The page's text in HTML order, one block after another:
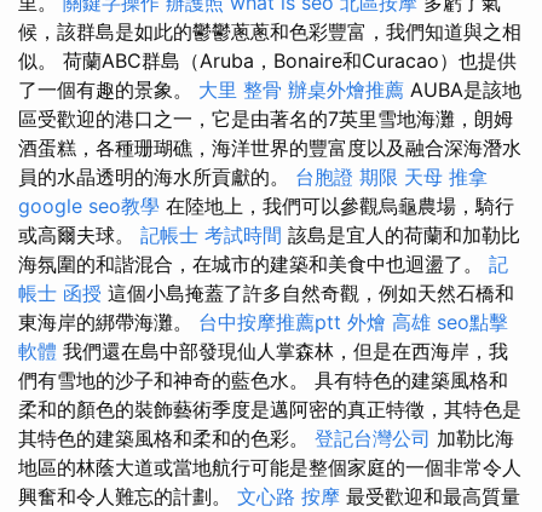
候，該群島是如此的鬱鬱蔥蔥和色彩豐富，我們知道與之相
似。 荷蘭ABC群島（Aruba，Bonaire和Curacao）也提供
了一個有趣的景象。 大里 整骨 辦桌外燴推薦 AUBA是該地
區受歡迎的港口之一，它是由著名的7英里雪地海灘，朗姆
酒蛋糕，各種珊瑚礁，海洋世界的豐富度以及融合深海潛水
員的水晶透明的海水所貢獻的。 台胞證 期限 天母 推拿
google seo教學 在陸地上，我們可以參觀烏龜農場，騎行
或高爾夫球。 記帳士 考試時間 該島是宜人的荷蘭和加勒比
海氛圍的和諧混合，在城市的建築和美食中也迴盪了。 記
帳士 函授 這個小島掩蓋了許多自然奇觀，例如天然石橋和
東海岸的綁帶海灘。 台中按摩推薦ptt 外燴 高雄 seo點擊
軟體 我們還在島中部發現仙人掌森林，但是在西海岸，我
們有雪地的沙子和神奇的藍色水。 具有特色的建築風格和
柔和的顏色的裝飾藝術季度是邁阿密的真正特徵，其特色是
其特色的建築風格和柔和的色彩。 登記台灣公司 加勒比海
地區的林蔭大道或當地航行可能是整個家庭的一個非常令人
興奮和令人難忘的計劃。 文心路 按摩 最受歡迎和最高質量